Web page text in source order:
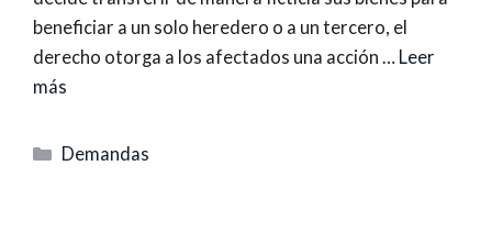
beneficiar a un solo heredero o a un tercero, el
derecho otorga a los afectados una acción … Leer
más
Categorías
Demandas